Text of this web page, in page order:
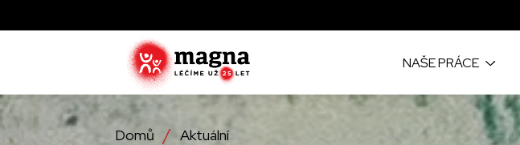
NAŠE PRÁCE
Domů Aktuální